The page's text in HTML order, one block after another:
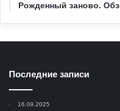
Рожденный заново.
Последние записи
16.09.2025